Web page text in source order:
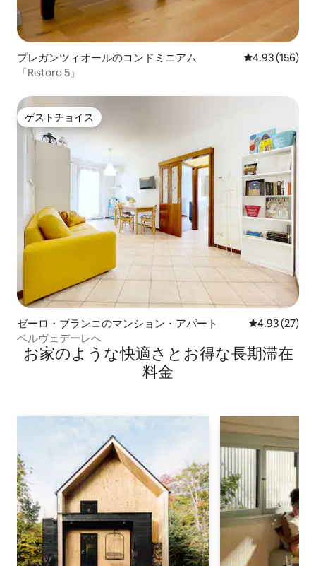
プレガンツィオールのコンドミニアム レビュー156
4.93 (156)
「Ristoro 5」
ゲストチョイス
ゲストチョイス
ゼーロ・ブランコのマンション・アパート レビュー27
4.93 (27)
ベルヴェデーレへ
お家のような快⁠適⁠さ⁠とお⁠得⁠な長⁠期⁠滞⁠在
料⁠金